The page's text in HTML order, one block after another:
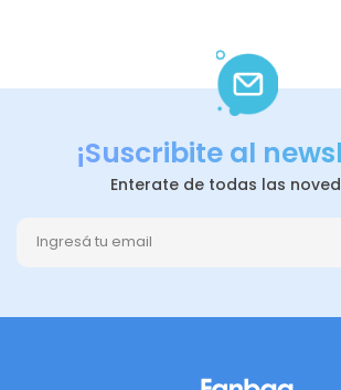
¡Suscribite al
Enterate de todas las